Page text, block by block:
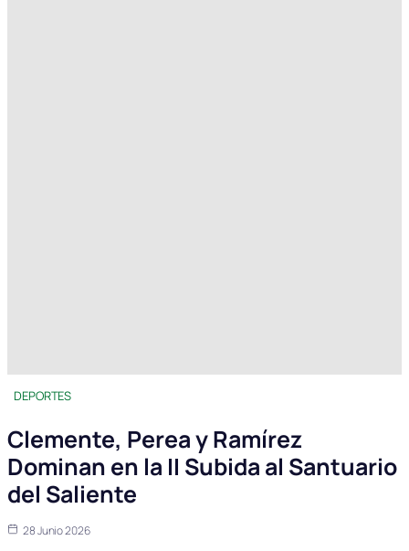
DEPORTES
Clemente, Perea y Ramírez
Dominan en la II Subida al Santuario
del Saliente
28 Junio 2026